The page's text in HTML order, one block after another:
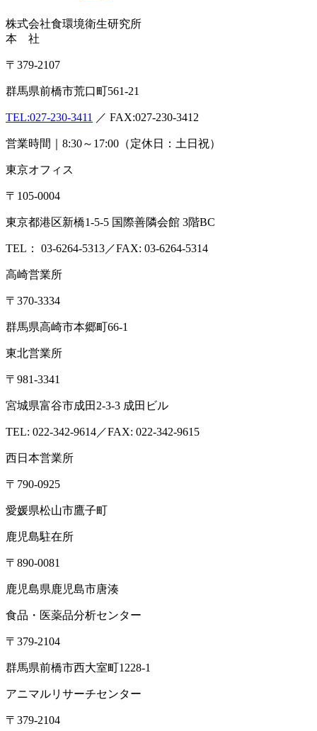
株式会社食環境衛生研究所
本 社
〒379-2107
群馬県前橋市荒口町561-21
TEL:027-230-3411 ／ FAX:027-230-3412
営業時間｜8:30～17:00（定休日：土日祝）
東京オフィス
〒105-0004
東京都港区新橋1-5-5 国際善隣会館 3階BC
TEL： 03-6264-5313／FAX: 03-6264-5314
高崎営業所
〒370-3334
群馬県高崎市本郷町66-1
東北営業所
〒981-3341
宮城県富谷市成田2-3-3 成田ビル
TEL: 022-342-9614／FAX: 022-342-9615
西日本営業所
〒790-0925
愛媛県松山市鷹子町
鹿児島駐在所
〒890-0081
鹿児島県鹿児島市唐湊
食品・医薬品分析センター
〒379-2104
群馬県前橋市西大室町1228-1
アニマルリサーチセンター
〒379-2104